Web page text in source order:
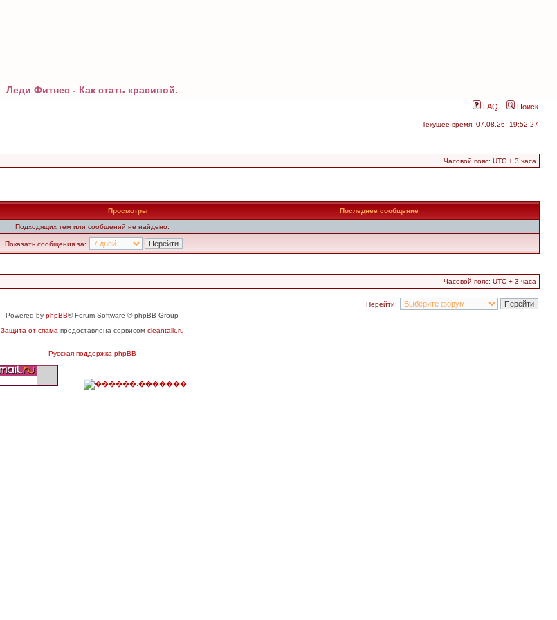
Леди Фитнес - Как стать красивой.
FAQ Поиск
Текущее время: 07.08.26, 19:52:27
Часовой пояс: UTC + 3 часа
Просмотры Последнее сообщение
Подходящих тем или сообщений не найдено.
Показать сообщения за:
Часовой пояс: UTC + 3 часа
Перейти:
Powered by phpBB® Forum Software © phpBB Group
Защита от спама предоставлена сервисом cleantalk.ru
Русская поддержка phpBB